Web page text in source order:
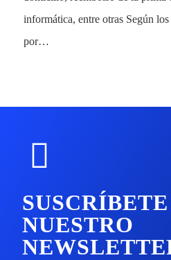
informática, entre otras Según
por…
NUESTRO